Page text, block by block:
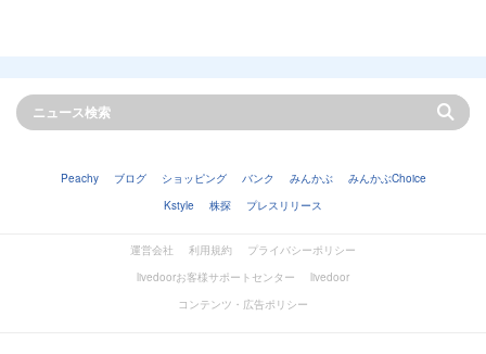
Peachy ブログ ショッピング バンク みんかぶ
みんかぶChoice
Kstyle
株探 プレスリリース
運営会社 利用規約
プライバシーポリシー
livedoorお客様サポートセンター
livedoor
コンテンツ・広告ポリシー